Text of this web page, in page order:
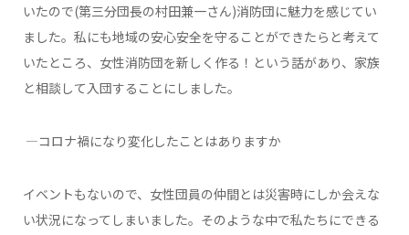
いたので(第三分団長の村田兼一さん)消防団に魅力を感じてい
ました。私にも地域の安心安全を守ることができたらと考えて
いたところ、女性消防団を新しく作る！という話があり、家族
と相談して入団することにしました。
―コロナ禍になり変化したことはありますか
イベントもないので、女性団員の仲間とは災害時にしか会えな
い状況になってしまいました。そのような中で私たちにできる